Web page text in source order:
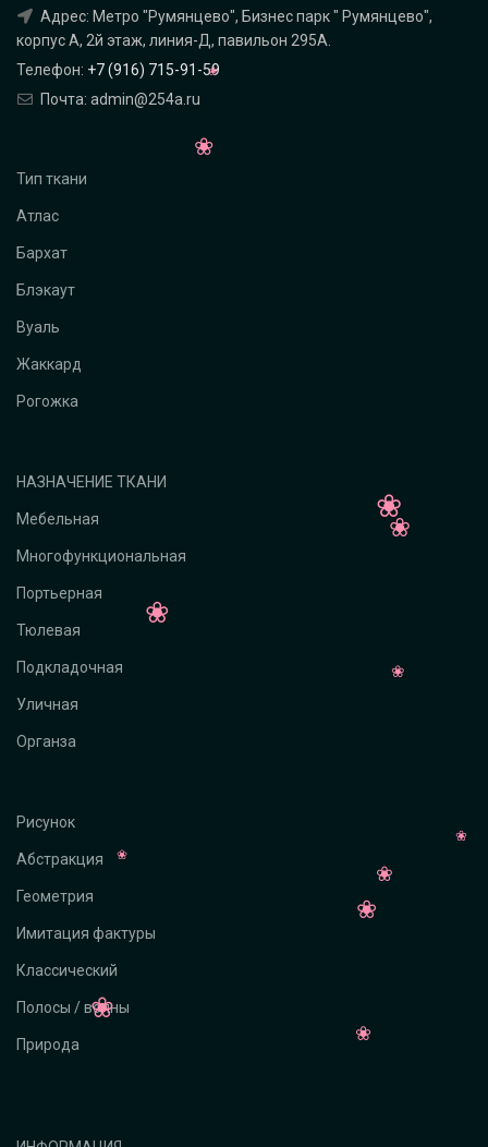
Адрес: Метро "Румянцево", Бизнес парк " Румянцево",
корпус А, 2й этаж, линия-Д, павильон 295A.
Телефон: +7 (916) 715-91-59
Почта: admin@254a.ru
Тип ткани
Атлас
Бархат
Блэкаут
Вуаль
Жаккард
Рогожка
НАЗНАЧЕНИЕ ТКАНИ
Мебельная
Многофункциональная
Портьерная
Тюлевая
Подкладочная
Уличная
Органза
Рисунок
Абстракция
Геометрия
Имитация фактуры
Классический
Полосы / волны
Природа